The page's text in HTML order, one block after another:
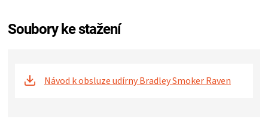
Soubory ke stažení
Návod k obsluze udírny Bradley Smoker Raven